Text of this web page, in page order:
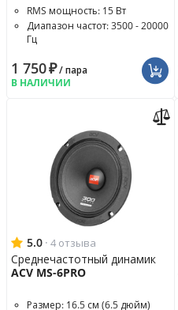
RMS мощность: 15 Вт
Диапазон частот: 3500 - 20000
Гц
1 750₽/ пара
В НАЛИЧИИ
5.0 · 4 отзыва
Среднечастотный динамик
ACV MS-6PRO
Размер: 16.5 см (6.5 дюйм)